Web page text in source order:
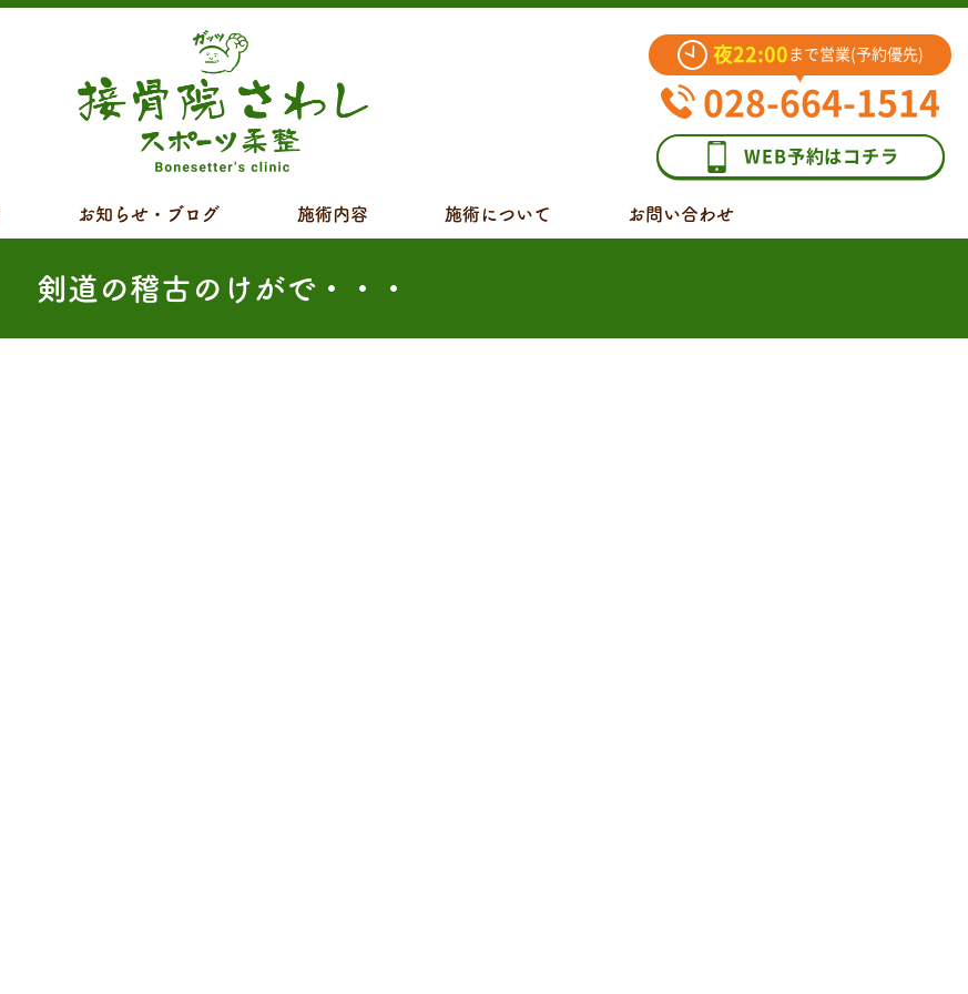
夜22:00 まで営業(予約優先)
028-664-1514
WEB予約はコチラ
お知らせ・ブログ 施術内容 施術について お問い合わせ
剣道の稽古のけがで・・・